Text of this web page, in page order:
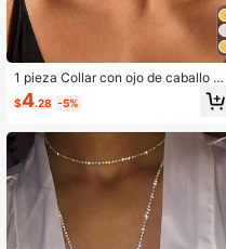
1 pieza Collar con ojo de caballo de
strass, collar versátil personalizado
para uso diario
$4.28 -5%